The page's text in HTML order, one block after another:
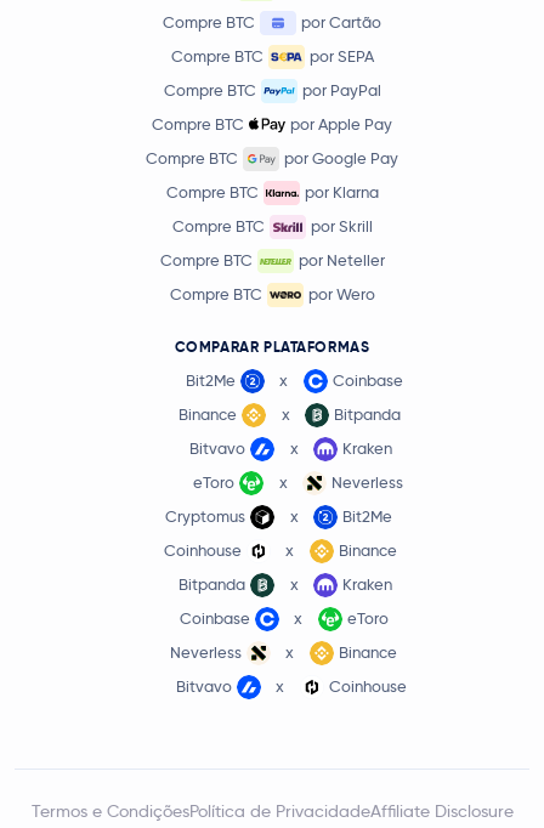
Compre BTC
por Cartão
Compre BTC
por SEPA
Compre BTC
por PayPal
Compre BTC
por Apple Pay
Compre BTC
por Google Pay
Compre BTC
por Klarna
Compre BTC
por Skrill
Compre BTC
por Neteller
Compre BTC
por Wero
COMPARAR PLATAFORMAS
Bit2Me x
Coinbase
Binance
x
Bitpanda
Bitvavo
x
Kraken
eToro
x
Neverless
Cryptomus
x
Bit2Me
Coinhouse
x
Binance
Bitpanda
x
Kraken
Coinbase
x
eToro
Neverless
x
Binance
Bitvavo
x Coinhouse
Termos e CondiçõesPolítica de PrivacidadeAffiliate Disclosure